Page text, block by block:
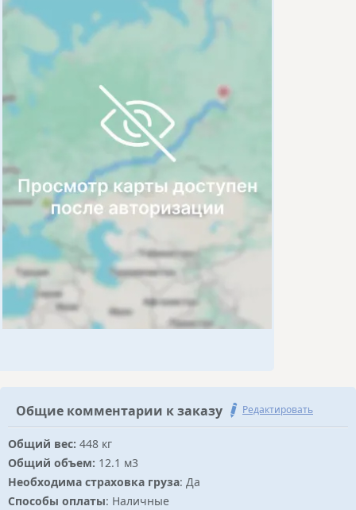
Общие комментарии к заказу Редактировать
Общий вес: 448 кг
Общий объем: 12.1 м3
Необходима страховка груза: Да
Способы оплаты: Наличные